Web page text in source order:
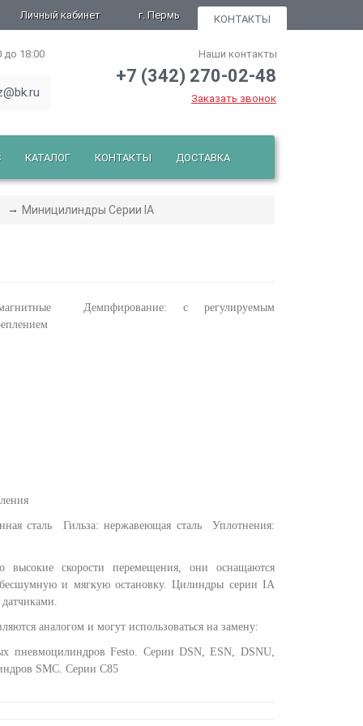
Личный кабинет г. Пермь КОНТАКТЫ
Наши контакты
+7 (342) 270-02-48
Заказать звонок
до 18:00
ДОСТАВКА
КОНТАКТЫ
КАТАЛОГ
Миницилиндры Cерии IA
магнитные Демпфирование: с регулируемым
сталь Гильза: нержавеющая сталь Уплотнения:
высокие скорости перемещения, они оснащаются
и мягкую остановку. Цилиндры серии IA
аналогом и могут использоваться на замену:
пневмоцилиндров Festo. Серии DSN, ESN, DSNU,
SMC. Серии С85